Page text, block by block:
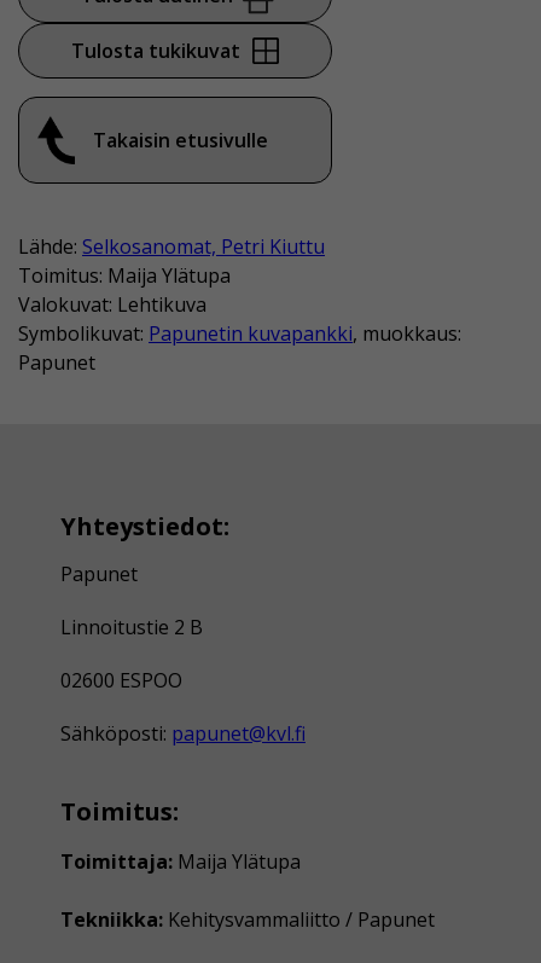
Tulosta tukikuvat
Takaisin etusivulle
Lähde: Selkosanomat, Petri Kiuttu
Toimitus: Maija Ylätupa
Valokuvat: Lehtikuva
Symbolikuvat: Papunetin kuvapankki, muokkaus:
Papunet
Yhteystiedot:
Papunet
Linnoitustie 2 B
02600 ESPOO
Sähköposti: papunet@kvl.fi
Toimitus:
Toimittaja: Maija Ylätupa
Tekniikka: Kehitysvammaliitto / Papunet